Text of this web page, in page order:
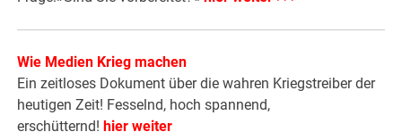
Wie Medien Krieg machen
Ein zeitloses Dokument über die wahren Kriegstreiber der
heutigen Zeit! Fesselnd, hoch spannend,
erschütternd! hier weiter